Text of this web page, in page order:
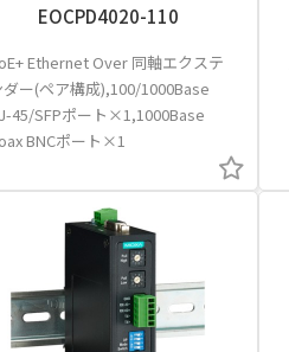
EOCPD4020-110
Ethernet Over 同軸エクステ
ー(ペア構成),100/1000Base
45/SFPポート×1,1000Base
BNCポート×1